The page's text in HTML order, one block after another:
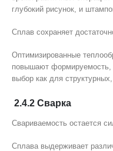
глубокий рисунок, и
Сплав сохраняет
Оптимизированные
повышают формируемость,
выбор как для
2.4.2 Сварка
Свариваемость остается
Сплава выдерживает